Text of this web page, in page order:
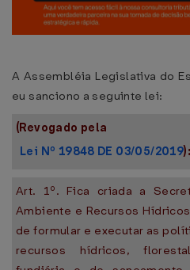
A Assembléia Legislativa do
eu sanciono a seguinte lei:
(Revogado pela
Lei Nº 19848 DE 03/05/2019):
Art. 1º. Fica criada a
Ambiente e Recursos
de formular e executar as
recursos hídricos,